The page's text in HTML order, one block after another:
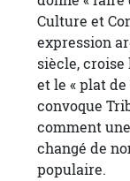
Culture et
expression
siècle, croise
et le « plat
convoque
comment
changé de
populaire.